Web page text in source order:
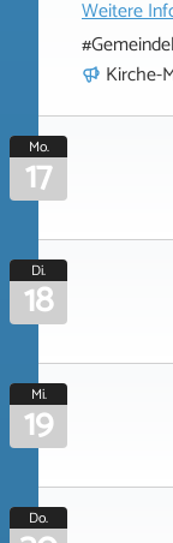
Weitere
Kirche-
Mo.
17
Di.
18
Mi.
19
Do.